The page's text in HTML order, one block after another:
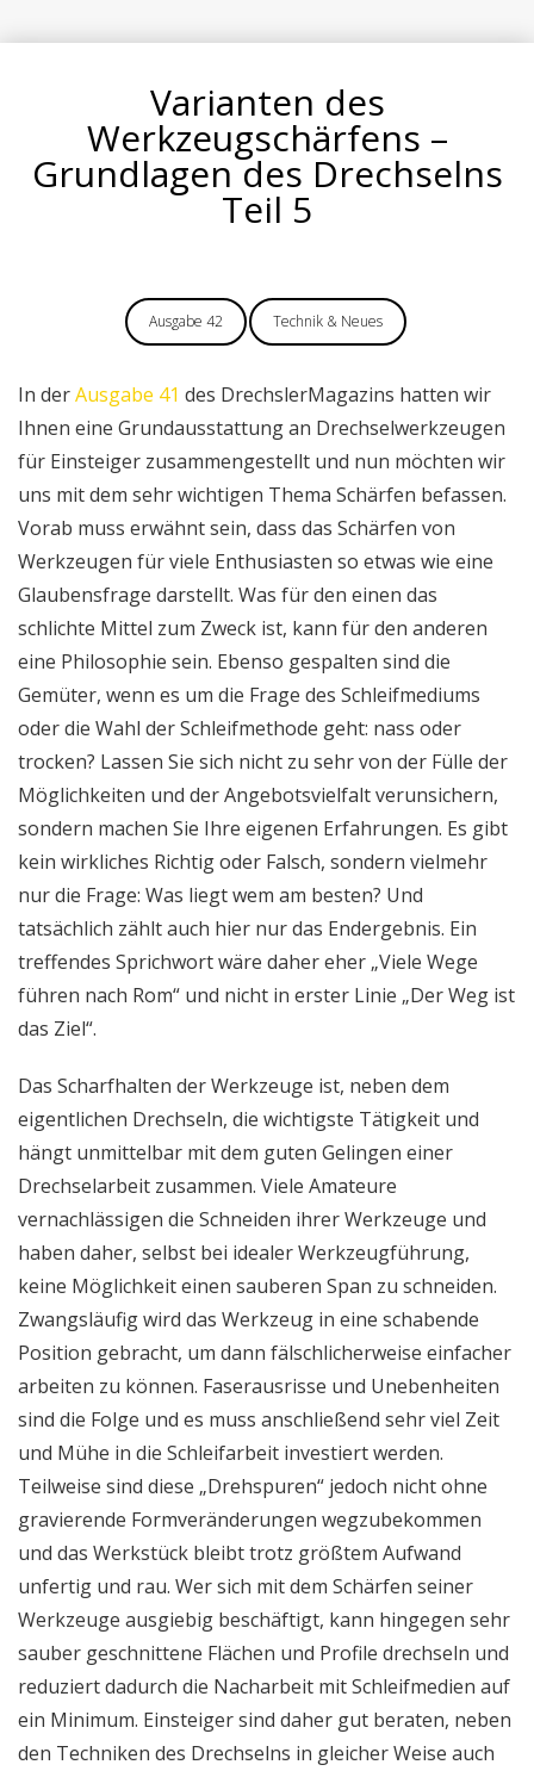
Varianten des
Werkzeugschärfens –
Grundlagen des Drechselns
Teil 5
Ausgabe 42 Technik & Neues
In derAusgabe 41 des DrechslerMagazins hatten wir
Ihnen eine Grundausstattung an Drechselwerkzeugen
für Einsteiger zusammengestellt und nun möchten wir
uns mit dem sehr wichtigen Thema Schärfen befassen.
Vorab muss erwähnt sein, dass das Schärfen von
Werkzeugen für viele Enthusiasten so etwas wie eine
Glaubensfrage darstellt. Was für den einen das
schlichte Mittel zum Zweck ist, kann für den anderen
eine Philosophie sein. Ebenso gespalten sind die
Gemüter, wenn es um die Frage des Schleifmediums
oder die Wahl der Schleifmethode geht: nass oder
trocken? Lassen Sie sich nicht zu sehr von der Fülle der
Möglichkeiten und der Angebotsvielfalt verunsichern,
sondern machen Sie Ihre eigenen Erfahrungen. Es gibt
kein wirkliches Richtig oder Falsch, sondern vielmehr
nur die Frage: Was liegt wem am besten? Und
tatsächlich zählt auch hier nur das Endergebnis. Ein
treffendes Sprichwort wäre daher eher „Viele Wege
führen nach Rom“ und nicht in erster Linie „Der Weg ist
das Ziel“.
Das Scharfhalten der Werkzeuge ist, neben dem
eigentlichen Drechseln, die wichtigste Tätigkeit und
hängt unmittelbar mit dem guten Gelingen einer
Drechselarbeit zusammen. Viele Amateure
vernachlässigen die Schneiden ihrer Werkzeuge und
haben daher, selbst bei idealer Werkzeugführung,
keine Möglichkeit einen sauberen Span zu schneiden.
Zwangsläufig wird das Werkzeug in eine schabende
Position gebracht, um dann fälschlicherweise einfacher
arbeiten zu können. Faserausrisse und Unebenheiten
sind die Folge und es muss anschließend sehr viel Zeit
und Mühe in die Schleifarbeit investiert werden.
Teilweise sind diese „Drehspuren“ jedoch nicht ohne
gravierende Formveränderungen wegzubekommen
und das Werkstück bleibt trotz größtem Aufwand
unfertig und rau. Wer sich mit dem Schärfen seiner
Werkzeuge ausgiebig beschäftigt, kann hingegen sehr
sauber geschnittene Flächen und Profile drechseln und
reduziert dadurch die Nacharbeit mit Schleifmedien auf
ein Minimum. Einsteiger sind daher gut beraten, neben
den Techniken des Drechselns in gleicher Weise auch